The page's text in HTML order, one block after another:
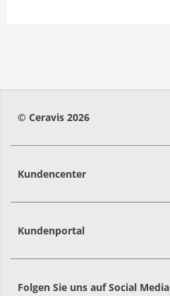
© Ceravis 2026
Kundencenter
Kundenportal
Folgen Sie uns auf Social Media